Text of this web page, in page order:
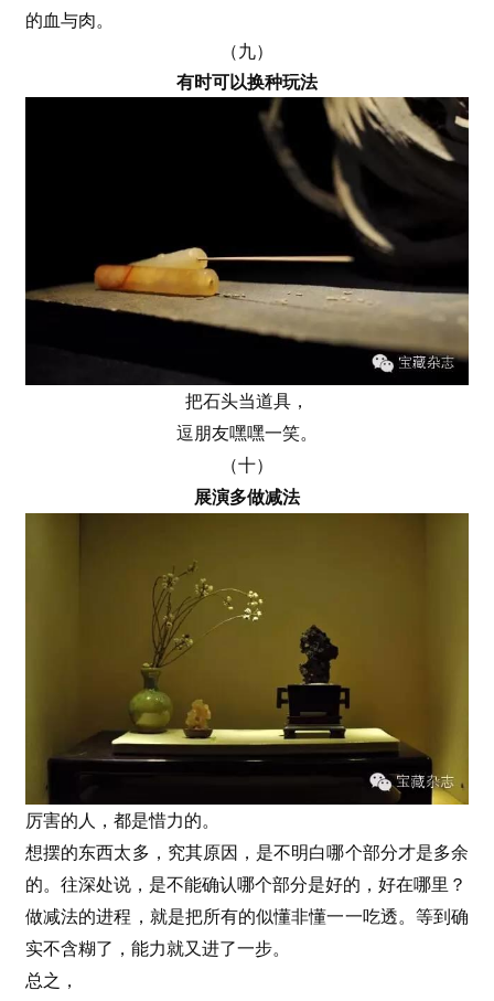
的血与肉。
（九）
有时可以换种玩法
把石头当道具，
逗朋友嘿嘿一笑。
（十）
展演多做减法
厉害的人，都是惜力的。
想摆的东西太多，究其原因，是不明白哪个部分才是多余
的。往深处说，是不能确认哪个部分是好的，好在哪里？
做减法的进程，就是把所有的似懂非懂一一吃透。等到确
实不含糊了，能力就又进了一步。
总之，